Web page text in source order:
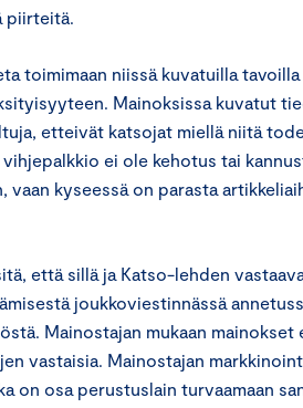
piirteitä.
toimimaan niissä kuvatuilla tavoilla
Mainoksissa kuvatut
etteivät katsojat miellä niitä
ei ole kehotus tai
vaan kyseessä on parasta
että sillä ja Katso-lehden
joukkoviestinnässä
Mainostajan mukaan mainokset
vastaisia. Mainostajan
on osa perustuslain turvaamaan